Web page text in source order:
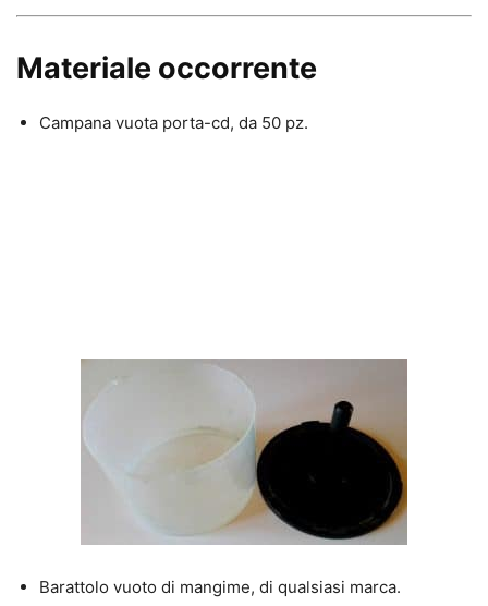
Materiale occorrente
Campana vuota porta-cd, da 50 pz.
Barattolo vuoto di mangime, di qualsiasi marca.